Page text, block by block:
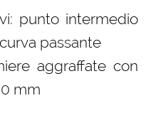
punto intermedio
passante
aggraffate con
mm